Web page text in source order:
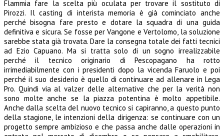
Flammia fare la scelta più oculata per trovare il sostituto di
Pirozzi. Il casting di interista memoria è già cominciato anche
perché bisogna fare presto e dotare la squadra di una guida
definitiva e sicura. Se fosse per Vangone e Vertolomo, la soluzione
sarebbe stata già trovata. Dare la consegna totale dei fatti tecnici
ad Ezio Capuano. Ma si tratta solo di un sogno irrealizzabile
perché il tecnico originario di Pescopagano ha rotto
irrimediabilmente con i presidenti dopo la vicenda Faruolo e poi
perché il suo desiderio è quello di continuare ad allenare in Lega
Pro. Quindi via al valzer delle alternative che per la verità non
sono molte anche se la piazza potentina è molto appetibile.
Anche dalla scelta del nuovo tecnico si capiranno, a questo punto
della stagione, le intenzioni della dirigenza: se continuare con un
progetto sempre ambizioso e che passa anche dalle operazioni in